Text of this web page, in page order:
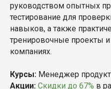
руководством опытных
тестирование для
навыков, а также
тренировочные проекты
компаниях.
Курсы: Менеджер
Акции: Скидки до 67% в